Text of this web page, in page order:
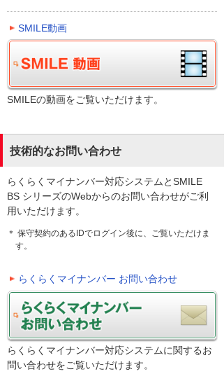
SMILE動画
SMILEの動画をご覧いただけます。
技術的なお問い合わせ
らくらくマイナンバー対応システムとSMILE
BS シリーズのWebからのお問い合わせがご利
用いただけます。
＊ 保守契約のあるIDでログイン後に、ご覧いただけま
す。
らくらくマイナンバー お問い合わせ
らくらくマイナンバー対応システムに関するお
問い合わせをご覧いただけます。